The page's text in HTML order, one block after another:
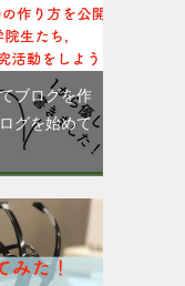
ブログを作
グを始めて